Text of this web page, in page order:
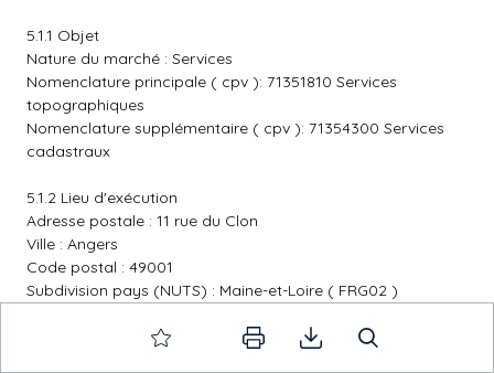
5.1.1 Objet
Nature du marché : Services
Nomenclature principale ( cpv ): 71351810 Services
topographiques
Nomenclature supplémentaire ( cpv ): 71354300 Services
cadastraux
5.1.2 Lieu d'exécution
Adresse postale : 11 rue du Clon
Ville : Angers
Code postal : 49001
Subdivision pays (NUTS) : Maine-et-Loire ( FRG02 )
Informations complémentaires :